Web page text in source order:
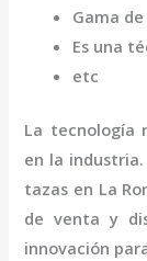
Gama
Es una
etc
La tecnología
en la
tazas en La
de venta y
innovación